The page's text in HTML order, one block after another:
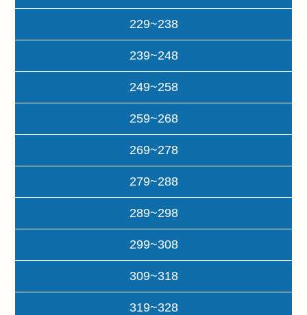
229~238
239~248
249~258
259~268
269~278
279~288
289~298
299~308
309~318
319~328